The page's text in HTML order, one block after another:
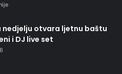
nedjelju otvara ljetnu baštu
i DJ live set